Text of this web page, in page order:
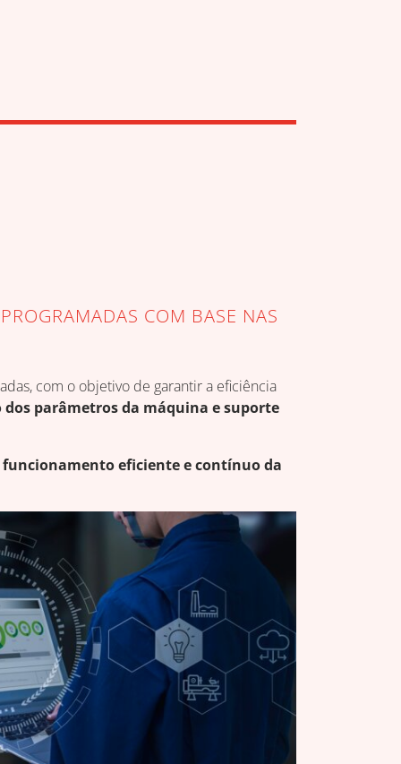
COM BASE NAS
com o objetivo de garantir a eficiência
parâmetros da máquina e suporte
funcionamento eficiente e contínuo da